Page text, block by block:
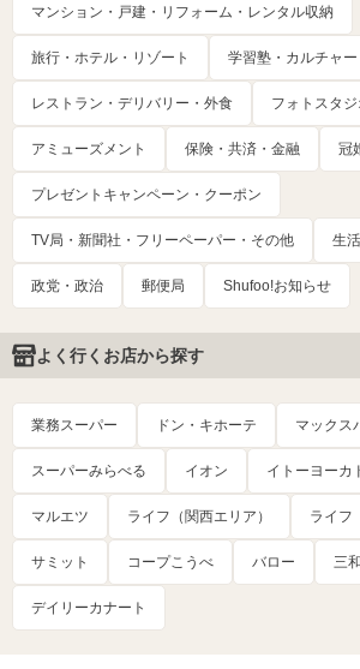
マンション・戸建・リフォーム・レンタル収納
旅行・ホテル・リゾート 学習塾・カルチャ
レストラン・デリバリー・外食 フォトスタ
アミューズメント 保険・共済・金融 冠
プレゼントキャンペーン・クーポン
TV局・新聞社・フリーペーパー・その他 生
政党・政治 郵便局 Shufoo!お知らせ
よく行くお店から探す
業務スーパー ドン・キホーテ マックス
スーパーみらべる イオン イトーヨーカ
マルエツ ライフ（関西エリア） ライフ
サミット コープこうべ バロー 三和
デイリーカナート